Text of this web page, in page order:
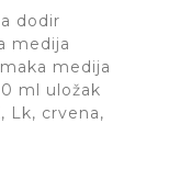
dodir
medija
medija
ml uložak
Lk, crvena,